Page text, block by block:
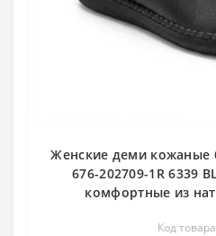
Женские деми кожаные
676-202709-1R 6339
комфортные из
Код